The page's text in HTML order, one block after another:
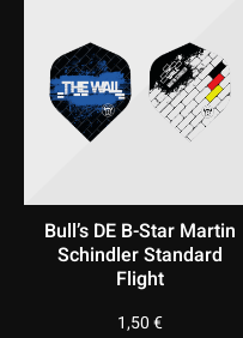
Bull’s DE B-Star Martin
Schindler Standard
Flight
1,50€